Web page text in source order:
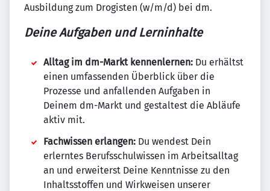
Ausbildung zum Drogisten (w/m/d) bei dm.
Deine Aufgaben und Lerninhalte
Alltag im dm-Markt kennenlernen: Du erhältst
einen umfassenden Überblick über die
Prozesse und anfallenden Aufgaben in
Deinem dm-Markt und gestaltest die Abläufe
aktiv mit.
Fachwissen erlangen: Du wendest Dein
erlerntes Berufsschulwissen im Arbeitsalltag
an und erweiterst Deine Kenntnisse zu den
Inhaltsstoffen und Wirkweisen unserer